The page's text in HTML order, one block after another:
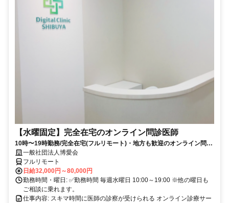
【水曜固定】完全在宅のオンライン問診医師
10時〜19時勤務/完全在宅(フルリモート)・地方も歓迎のオンライン問診
業務一般社団法人博愛会
フルリモート
日給32,000円～80,000円
勤務時間・曜日: ✅勤務時間 毎週水曜日 10:00～19:00 ※他の曜日も
ご相談に乗れます。
仕事内容: スキマ時間に医師の診察が受けられる オンライン診療サー